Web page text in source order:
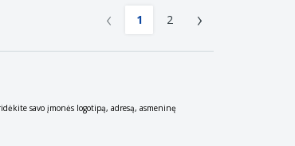
‹ 1 2 ›
savo įmonės logotipą, adresą, asmeninę